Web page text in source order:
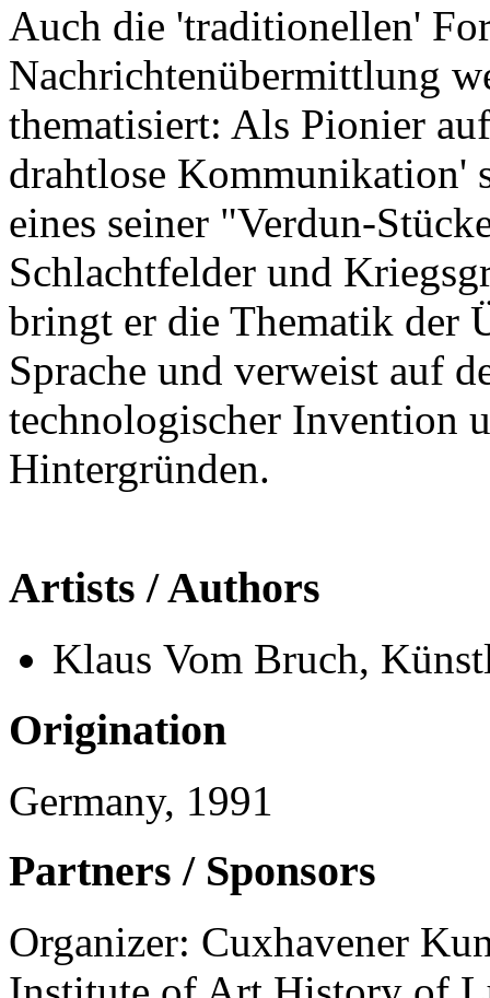
Auch die 'traditionellen'
Nachrichtenübermittlung
thematisiert: Als Pionier
drahtlose Kommunikation'
eines seiner "Verdun-
Schlachtfelder und
bringt er die Thematik der
Sprache und verweist auf
technologischer Invention
Hintergründen.
Artists / Authors
Klaus Vom Bruch,
Origination
Germany, 1991
Partners / Sponsors
Organizer: Cuxhavener